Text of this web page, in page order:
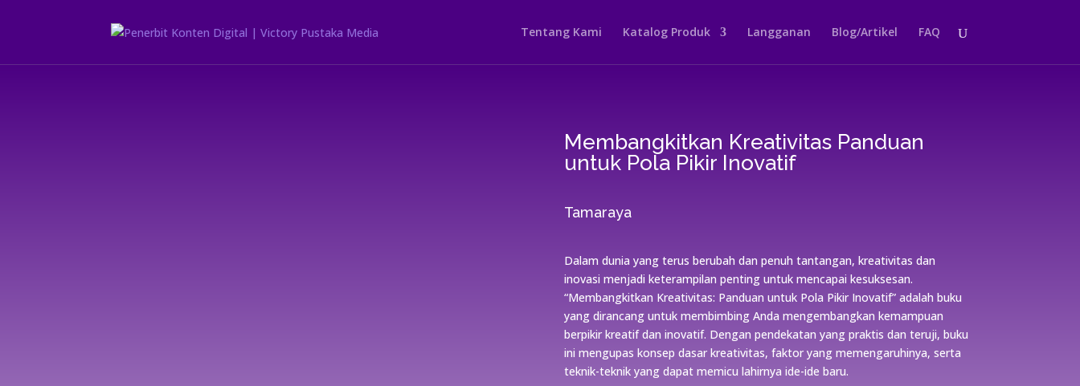
Tentang Kami Katalog Produk Langganan Blog/Artikel FAQ
Membangkitkan Kreativitas Panduan
untuk Pola Pikir Inovatif
Tamaraya
Dalam dunia yang terus berubah dan penuh tantangan, kreativitas dan
inovasi menjadi keterampilan penting untuk mencapai kesuksesan.
“Membangkitkan Kreativitas: Panduan untuk Pola Pikir Inovatif” adalah buku
yang dirancang untuk membimbing Anda mengembangkan kemampuan
berpikir kreatif dan inovatif. Dengan pendekatan yang praktis dan teruji, buku
ini mengupas konsep dasar kreativitas, faktor yang memengaruhinya, serta
teknik-teknik yang dapat memicu lahirnya ide-ide baru.